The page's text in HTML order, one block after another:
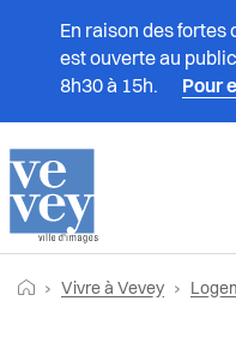
En raison des
est ouverte au
8h30 à 15h.
Pour
Prestations
Vivre à Vevey
Logement
FilRetourner vers la page
Vivre à Vevey